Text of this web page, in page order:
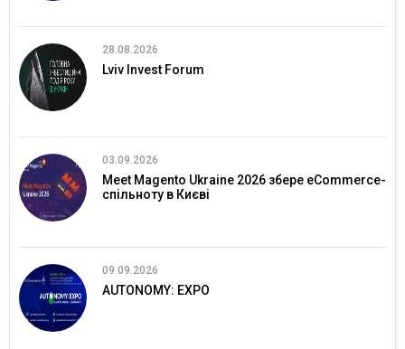
28.08.2026
Lviv Invest Forum
03.09.2026
Meet Magento Ukraine 2026 збере eCommerce-
спільноту в Києві
09.09.2026
AUTONOMY: EXPO